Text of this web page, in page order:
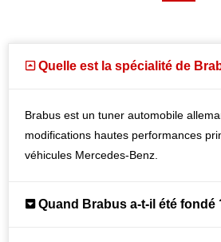
Quelle est la spécialité de
Brabus est un tuner automobile
modifications hautes performances
véhicules Mercedes-Benz.
Quand Brabus a-t-il été fondé